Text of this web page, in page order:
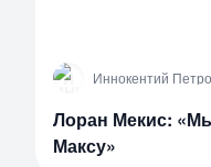
И Иннокентий
Лоран Мекис:
Максу»